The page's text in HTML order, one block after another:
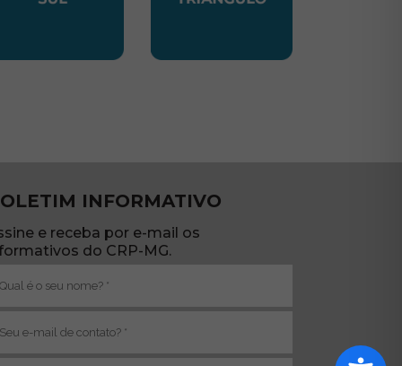
INFORMATIVO
e receba por e-mail os
do CRP-MG.